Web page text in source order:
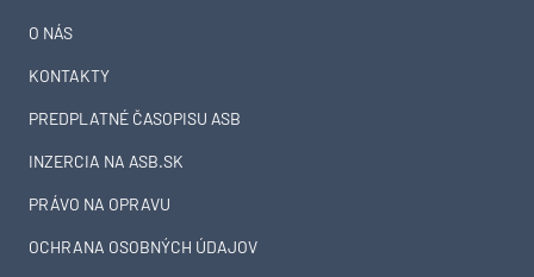
O NÁS
KONTAKTY
PREDPLATNÉ ČASOPISU ASB
INZERCIA NA ASB.SK
PRÁVO NA OPRAVU
OCHRANA OSOBNÝCH ÚDAJOV